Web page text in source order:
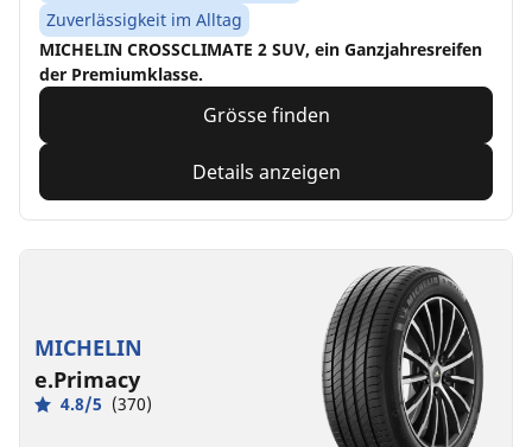
Zuverlässigkeit im Alltag
MICHELIN CROSSCLIMATE 2 SUV, ein Ganzjahresreifen
der Premiumklasse.
Grösse finden
Details anzeigen
MICHELIN
e.Primacy
4.8/5 (370)